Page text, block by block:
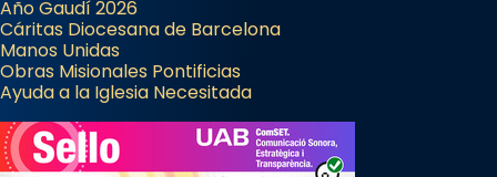
Año Gaudí 2026
Cáritas Diocesana de Barcelona
Manos Unidas
Obras Misionales Pontificias
Ayuda a la Iglesia Necesitada